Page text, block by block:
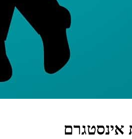
אינסטגרם